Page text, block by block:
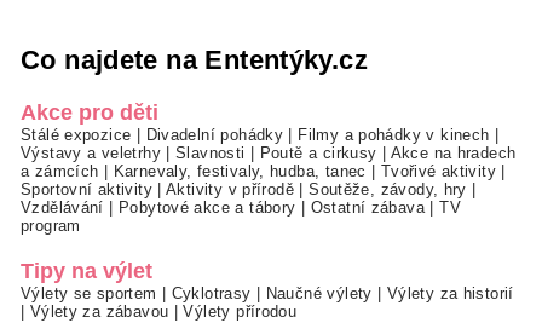
Co najdete na Ententýky.cz
Akce pro děti
Stálé expozice Divadelní pohádky Filmy a pohádky v kinech
Výstavy a veletrhy|Slavnosti Poutě a cirkusy
Akce na hradech
a zámcích
Karnevaly, festivaly, hudba, tanec Tvořivé aktivity
Sportovní aktivity|Aktivity v přírodě |Soutěže, závody, hry
Vzdělávání
Pobytové akce a tábory Ostatní zábava|TV
program
Tipy na výlet
Výlety se sportem Cyklotrasy Naučné výlety
Výlety za historií
Výlety za zábavou |Výlety přírodou